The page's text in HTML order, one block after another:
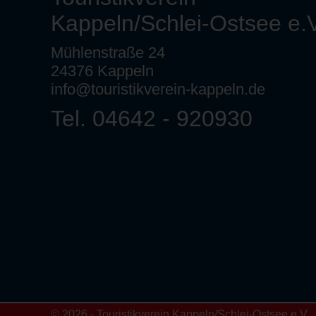
Kappeln/Schlei-Ostsee
Mühlenstraße 24
24376 Kappeln
info@touristikverein-kappeln.de
Tel. 04642 - 920930